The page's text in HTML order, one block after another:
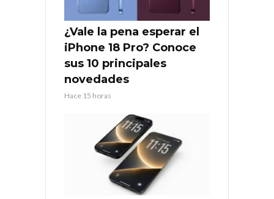
¿Vale la pena esperar el
iPhone 18 Pro? Conoce
sus 10 principales
novedades
Hace 15 horas